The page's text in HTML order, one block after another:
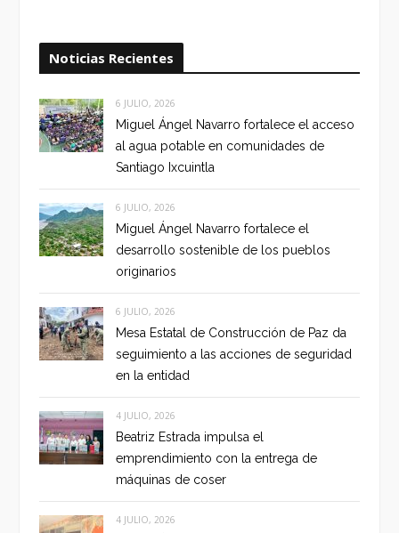
Noticias Recientes
6 JULIO, 2026
Miguel Ángel Navarro fortalece el acceso
al agua potable en comunidades de
Santiago Ixcuintla
6 JULIO, 2026
Miguel Ángel Navarro fortalece el
desarrollo sostenible de los pueblos
originarios
6 JULIO, 2026
Mesa Estatal de Construcción de Paz da
seguimiento a las acciones de seguridad
en la entidad
4 JULIO, 2026
Beatriz Estrada impulsa el
emprendimiento con la entrega de
máquinas de coser
4 JULIO, 2026